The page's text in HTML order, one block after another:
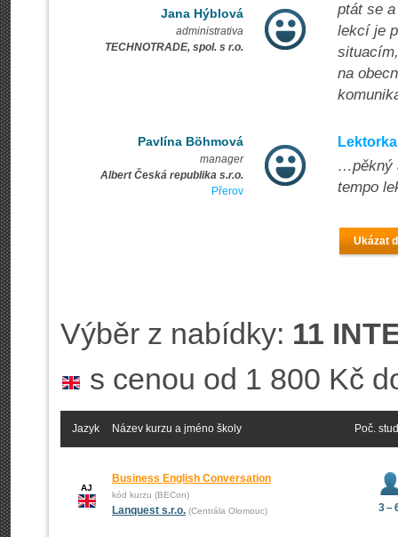
Jana Hýblová
administrativa
TECHNOTRADE, spol. s r.o.
ptát se
lekcí je
na
Pavlína Böhmová
manager
Albert Česká republika s.r.o.
Přerov
…pěkný
tempo
Ukázat
Výběr z nabídky: 11
s cenou od 1 800 Kč
Jazyk Název kurzu a jméno školy Poč.
AJ
Business English Conversation
kód kurzu (BECon)
Lanquest s.r.o. (Centrála Olomouc) 3 –